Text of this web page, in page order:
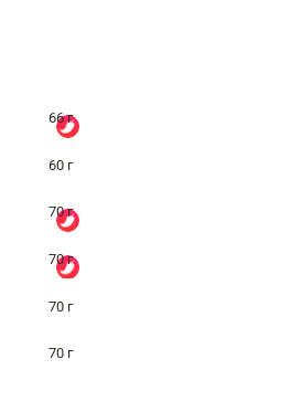
66 г
60 г
70 г
70 г
70 г
70 г